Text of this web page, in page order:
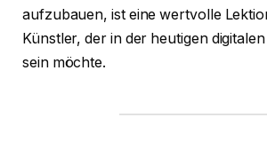
aufzubauen, ist eine wertvolle
Künstler, der in der heutigen
sein möchte.